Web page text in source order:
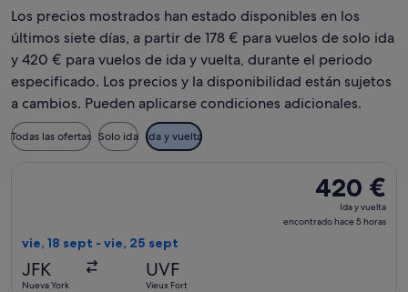
Los precios mostrados han estado disponibles en los
últimos siete días, a partir de 178 € para vuelos de solo ida
y 420 € para vuelos de ida y vuelta, durante el periodo
especificado. Los precios y la disponibilidad están sujetos
a cambios. Pueden aplicarse condiciones adicionales.
Todas las ofertas Solo ida Ida y vuelta
420 €
Ida
y
420 €
Ida y vuelta
encontrado hace 5 horas
vie, 18 sept - vie, 25 sept
JFK
Nueva York
UVF
Vieux Fort